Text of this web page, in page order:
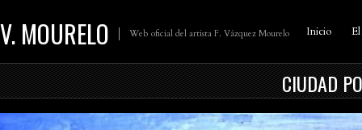
V. MOURELO Web oficial del artista F. Vázquez Mourelo Inicio
CIUDAD